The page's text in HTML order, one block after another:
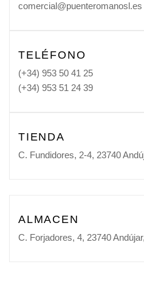
comercial@puenteromanosl.es
TELÉFONO
(+34) 953 50 41 25
(+34) 953 51 24 39
TIENDA
C. Fundidores, 2-4, 23740
ALMACEN
C. Forjadores, 4, 23740